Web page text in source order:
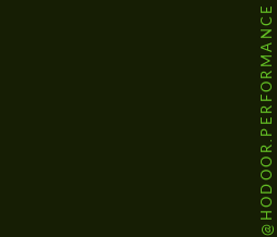
@HODOOR.PERFORMANCE